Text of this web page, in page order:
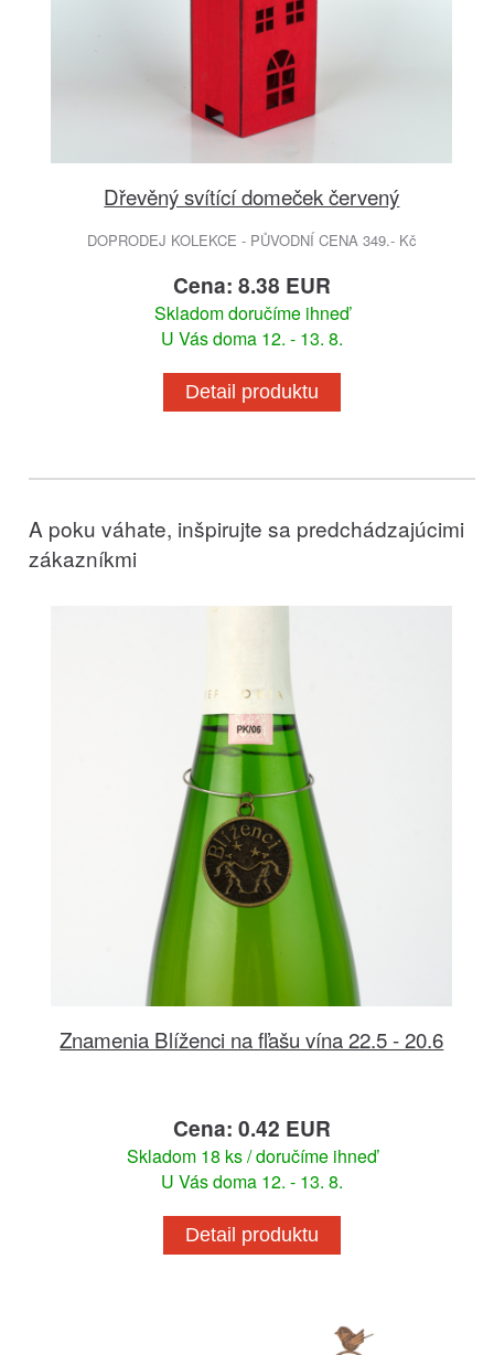
Dřevěný svítící domeček červený
DOPRODEJ KOLEKCE - PŮVODNÍ CENA 349.- Kč
Cena: 8.38 EUR
Skladom doručíme ihneď
U Vás doma 12. - 13. 8.
Detail produktu
A poku váhate, inšpirujte sa predchádzajúcimi
zákazníkmi
Znamenia Blíženci na fľašu vína 22.5 - 20.6
Cena: 0.42 EUR
Skladom 18 ks / doručíme ihneď
U Vás doma 12. - 13. 8.
Detail produktu